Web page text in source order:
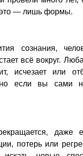
это — лишь формы.
сознания,
всё вокруг.
исчезает или
если вы сами
даже
потерь или